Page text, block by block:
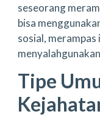
seseorang
bisa
sosial,
Tipe